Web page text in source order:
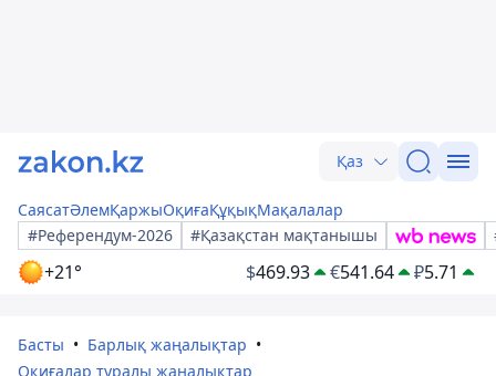
Қаз
СаясатӘлемҚаржыОқиғаҚұқықМақалалар
#Референдум-2026
#Қазақстан мақтанышы
+21° $469.93 €541.64 ₽5.71
Басты
Барлық жаңалықтар
Оқиғалар туралы жаңалықтар